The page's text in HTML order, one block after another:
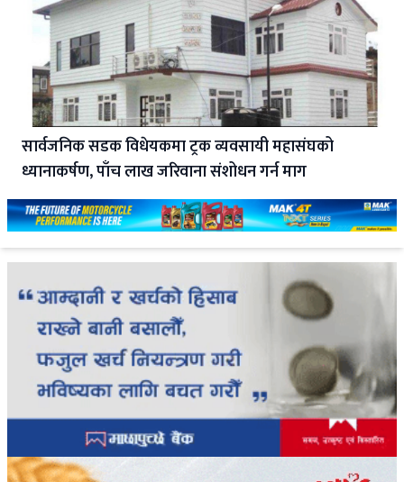
सार्वजनिक सडक विधेयकमा ट्रक व्यवसायी महासंघको
ध्यानाकर्षण, पाँच लाख जरिवाना संशोधन गर्न माग